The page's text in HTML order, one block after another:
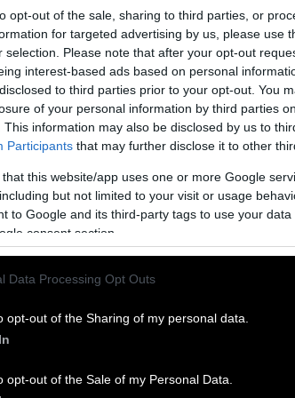
opt-out of the sale, sharing to third parties, or
for targeted advertising by us, please use
selection. Please note that after your opt-out
interest-based ads based on personal
to third parties prior to your opt-out. You
of your personal information by third parties
This information may also be disclosed by us to
Participants that may further disclose it to other
that this website/app uses one or more Google
but not limited to your visit or usage
to Google and its third-party tags to use your
consent section.
Data Processing Opt Outs
opt-out of the Sharing of my personal data.
opt-out of the Sale of my Personal Data.
του Τσαϊκόφσκι
δημιουργού, με εξαιρετικό μουσικό
αντίληψη του χορού. Γεννήθηκε
Διαμαντή
μπαλέτο όλων των εποχών
δημιουργού, με εξαιρετικό μουσικό
αντίληψη του χορού. Στις 4
της Μόσχας.-Από τη Μανταλένα